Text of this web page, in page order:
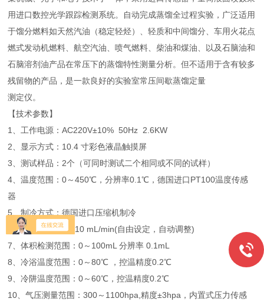
用进口数控光学跟踪检测系统。自动完成蒸馏全过程实验，广泛适用
于馏分燃料如天然汽油（稳定轻烃）、轻质和中间馏分、车用火花点
燃式发动机燃料、航空汽油、喷气燃料、柴油和煤油、以及石脑油和
石脑溶剂油产品在常压下的蒸馏特性测量分析。但不适用于含有较多
残留物的产品，是一款良好的实验室常压间歇蒸馏定量
测定仪。
【技术参数】
1、工作电源：AC220V±10% 50Hz 2.6KW
2、显示方式：10.4 寸彩色液晶触摸屏
3、测试样品：2个（可同时测试二个相同或不同的试样）
4、温度范围：0～450℃，分辨率0.1℃，德国进口PT100温度传感
器
5、制冷方式：德国进口压缩机制冷
6、蒸馏速率：2～10 mL/min(自由设定，自动调整)
7、体积检测范围：0～100mL 分辨率 0.1mL
8、冷浴温度范围：0～80℃ ，控温精度0.2℃
9、冷阱温度范围：0～60℃，控温精度0.2℃
10、气压测量范围：300～1100hpa,精度±3hpa，内置式压力传感